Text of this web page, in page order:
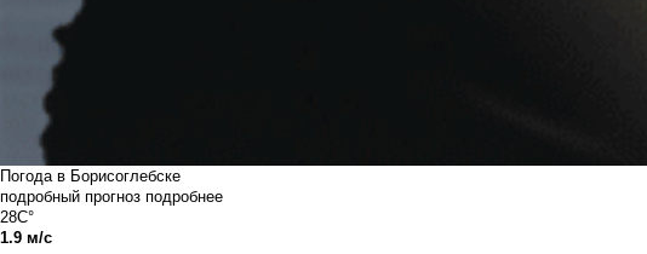
Погода в Борисоглебске
подробный прогноз подробнее
28C°
1.9 м/с